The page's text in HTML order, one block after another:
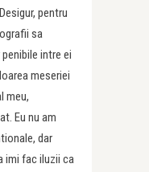
pentru
sa
intre ei
meseriei
meu,
Eu nu am
dar
imi fac iluzii ca